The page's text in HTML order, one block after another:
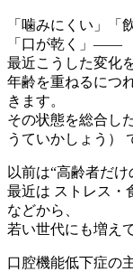
「噛みにくい」「
「口が乾く」——
最近こうした変化
年齢を重ねるにつ
きます。
その状態を総合し
うていかしょう）
以前は“高齢者だけ
最近は ストレス・
などから、
若い世代にも増え
口腔機能低下症の